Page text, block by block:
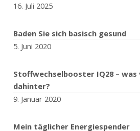
16. Juli 2025
Baden Sie sich basisch gesund
5. Juni 2020
Stoffwechselbooster IQ28 –
dahinter?
9. Januar 2020
Mein täglicher Energiespender